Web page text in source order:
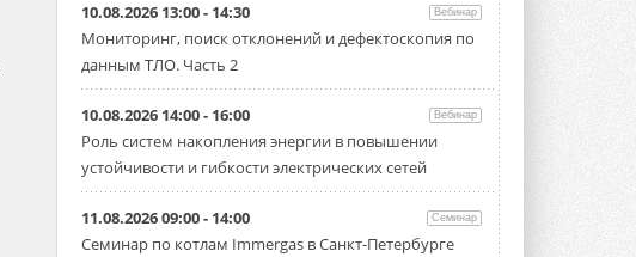
10.08.2026 13:00 - 14:30 Вебинар
Мониторинг, поиск отклонений и дефектоскопия по
данным ТЛО. Часть 2
10.08.2026 14:00 - 16:00 Вебинар
Роль систем накопления энергии в повышении
устойчивости и гибкости электрических сетей
11.08.2026 09:00 - 14:00 Семинар
Семинар по котлам Immergas в Санкт-Петербурге